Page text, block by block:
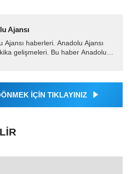
Ajansı
Ajansı haberleri. Anadolu Ajansı
gelişmeleri. Bu haber Anadolu
İÇİN TIKLAYINIZ